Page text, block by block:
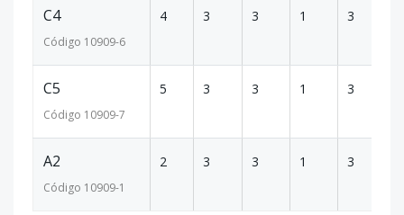
C4
Código 10909-6
4 3 3 1 3
C5
Código 10909-7
5 3 3 1 3
A2
Código 10909-1
2 3 3 1 3